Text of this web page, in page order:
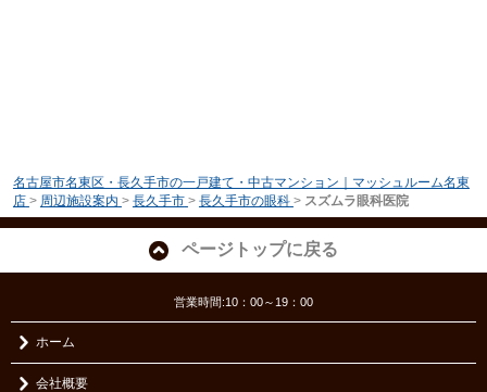
名古屋市名東区・長久手市の一戸建て・中古マンション｜マッシュルーム名東
店 > 周辺施設案内 > 長久手市 > 長久手市の眼科 > スズムラ眼科医院
ページトップに戻る
営業時間:10：00～19：00
ホーム
会社概要